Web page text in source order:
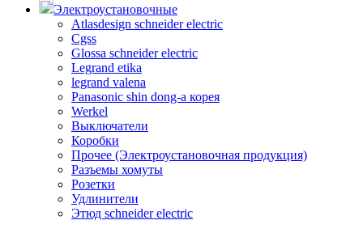
Электроустановочные
Atlasdesign schneider electric
Cgss
Glossa schneider electric
Legrand etika
legrand valena
Panasonic shin dong-a корея
Werkel
Выключатели
Коробки
Прочее (Электроустановочная продукция)
Разъемы хомуты
Розетки
Удлинители
Этюд schneider electric